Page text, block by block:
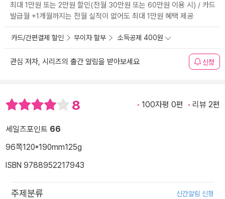
최대 1만원 또는 2만원 할인(전월 30만원 또는 60만원 이용 시) / 카드
발급월 +1개월까지는 전월 실적이 없어도 최대 1만원 혜택 제공
카드/간편결제 할인 무이자 할부 소득공제 400원
관심 저자, 시리즈의 출간 알림을 받아보세요 신청
8 100자평 0편 리뷰 2편
세일즈포인트 66
96쪽120*190mm125g
ISBN 9788952217943
주제분류 신간알림 신청